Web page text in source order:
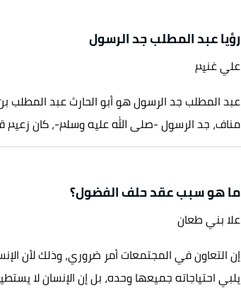
رؤيا عبد المطلب جد الرسول
علي غنيم
عبد المطلب جد الرسول هو أبو الحارث عبد المطلب
مناف، جد الرسول -صلى الله عليه وسلم-، كان
ما هو سبب عقد حلف الفضول؟
علا بني طعان
إن التعاون في المجتمعات أمر ضروري، وذلك لأن
يلبي احتياجاته جميعها وحده، بل إن الإنسان لا